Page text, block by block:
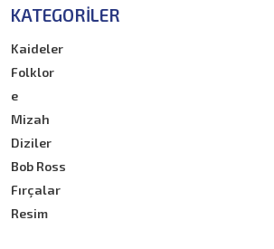
KATEGORILER
Kaideler
Folklor
e
Mizah
Diziler
Bob Ross
Fırçalar
Resim